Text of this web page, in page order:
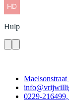
Hulp
0229-